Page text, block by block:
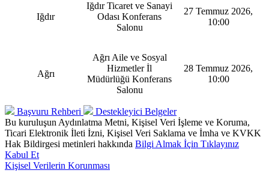
Iğdır
Iğdır Ticaret ve Sanayi
Odası Konferans
Salonu
27 Temmuz 2026,
10:00
Ağrı
Ağrı Aile ve Sosyal
Hizmetler İl
Müdürlüğü Konferans
Salonu
28 Temmuz 2026,
10:00
Başvuru Rehberi
Destekleyici Belgeler
Bu kuruluşun Aydınlatma Metni, Kişisel Veri İşleme ve Koruma,
Ticari Elektronik İleti İzni, Kişisel Veri Saklama ve İmha ve KVKK
Hak Bildirgesi metinleri hakkında Bilgi Almak İçin Tıklayınız
Kabul Et
Kişisel Verilerin Korunması